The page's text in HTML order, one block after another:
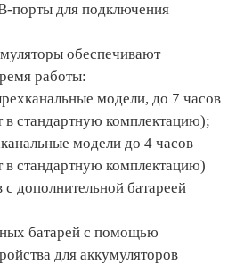
порты для подключения
обеспечивают
работы:
модели, до 7 часов
в стандартную комплектацию);
модели до 4 часов
в стандартную комплектацию)
с дополнительной батареей
батарей с помощью
для аккумуляторов